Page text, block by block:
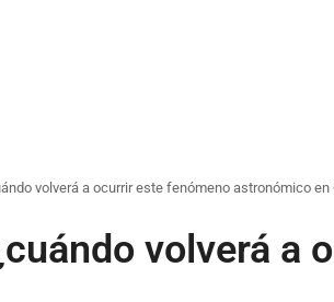
volverá a ocurrir este fenómeno astronómico en
volverá a